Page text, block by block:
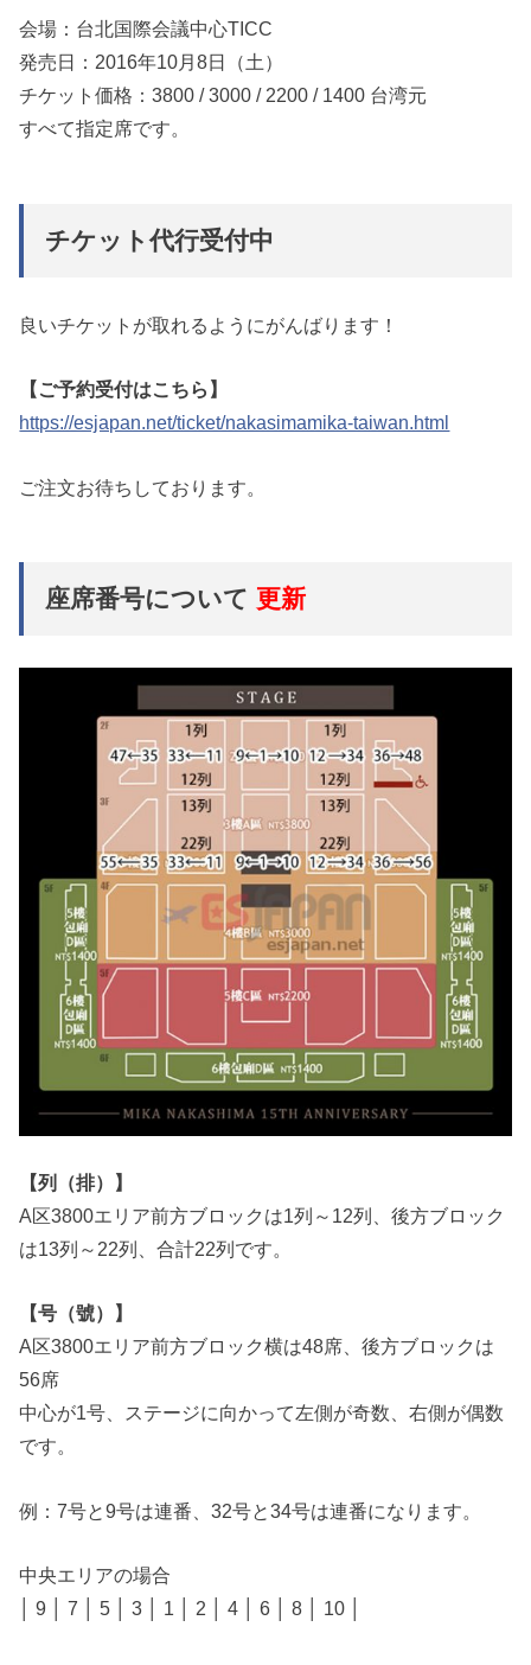
会場：台北国際会議中心TICC
発売日：2016年10月8日（土）
チケット価格：3800 / 3000 / 2200 / 1400 台湾元
すべて指定席です。
チケット代行受付中
良いチケットが取れるようにがんばります！
【ご予約受付はこちら】
https://esjapan.net/ticket/nakasimamika-taiwan.html
ご注文お待ちしております。
座席番号について 更新
【列（排）】
A区3800エリア前方ブロックは1列～12列、後方ブロック
は13列～22列、合計22列です。
【号（號）】
A区3800エリア前方ブロック横は48席、後方ブロックは
56席
中心が1号、ステージに向かって左側が奇数、右側が偶数
です。
例：7号と9号は連番、32号と34号は連番になります。
中央エリアの場合
│ 9 │ 7 │ 5 │ 3 │ 1 │ 2 │ 4 │ 6 │ 8 │ 10 │